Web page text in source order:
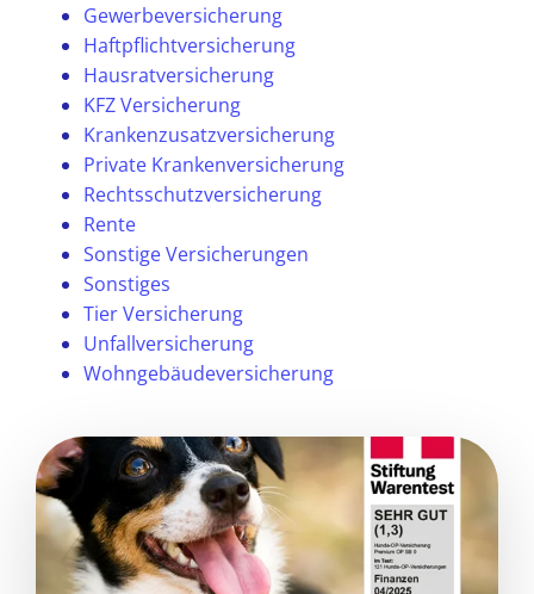
Gewerbeversicherung
Haftpflichtversicherung
Hausratversicherung
KFZ Versicherung
Krankenzusatzversicherung
Private Krankenversicherung
Rechtsschutzversicherung
Rente
Sonstige Versicherungen
Sonstiges
Tier Versicherung
Unfallversicherung
Wohngebäudeversicherung